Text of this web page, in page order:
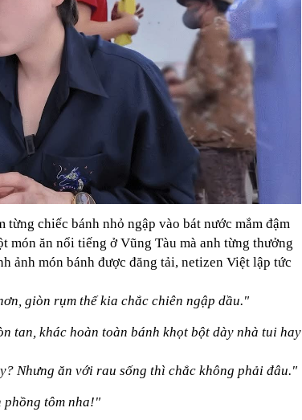
chiếc bánh nhỏ ngập vào bát nước mắm đậm
món ăn nổi tiếng ở Vũng Tàu mà anh từng thưởng
ảnh món bánh được đăng tải, netizen Việt lập tức
giòn rụm thế kia chắc chiên ngập dầu."
tan, khác hoàn toàn bánh khọt bột dày nhà tui hay
Nhưng ăn với rau sống thì chắc không phải đâu."
phồng tôm nha!"